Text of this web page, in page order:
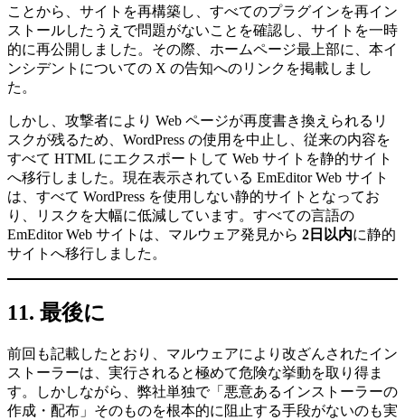
ことから、サイトを再構築し、すべてのプラグインを再イン
ストールしたうえで問題がないことを確認し、サイトを一時
的に再公開しました。その際、ホームページ最上部に、本イ
ンシデントについての X の告知へのリンクを掲載しまし
た。
しかし、攻撃者により Web ページが再度書き換えられるリ
スクが残るため、WordPress の使用を中止し、従来の内容を
すべて HTML にエクスポートして Web サイトを静的サイト
へ移行しました。現在表示されている EmEditor Web サイト
は、すべて WordPress を使用しない静的サイトとなってお
り、リスクを大幅に低減しています。すべての言語の
EmEditor Web サイトは、マルウェア発見から 2日以内に静的
サイトへ移行しました。
11. 最後に
前回も記載したとおり、マルウェアにより改ざんされたイン
ストーラーは、実行されると極めて危険な挙動を取り得ま
す。しかしながら、弊社単独で「悪意あるインストーラーの
作成・配布」そのものを根本的に阻止する手段がないのも実